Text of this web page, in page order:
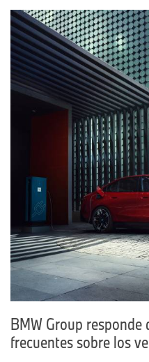
BMW Group
frecuentes sobre los